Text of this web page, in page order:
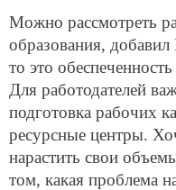
Можно рассмотреть
образования,
то это
Для работодателей
подготовка рабочих
ресурсные центры.
нарастить свои
том, какая проблема